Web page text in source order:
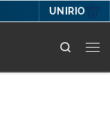
UNIRIO
Search